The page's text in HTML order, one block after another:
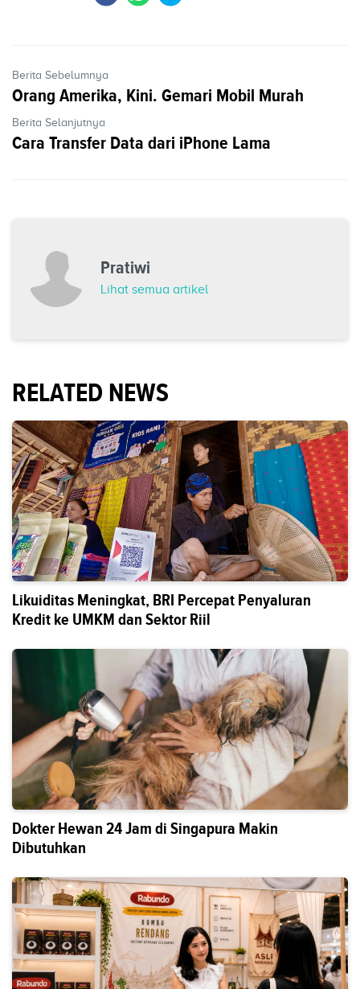
Berita Sebelumnya
Orang Amerika, Kini. Gemari Mobil Murah
Berita Selanjutnya
Cara Transfer Data dari iPhone Lama
Pratiwi
Lihat semua artikel
RELATED NEWS
Likuiditas Meningkat, BRI Percepat Penyaluran
Kredit ke UMKM dan Sektor Riil
Dokter Hewan 24 Jam di Singapura Makin
Dibutuhkan